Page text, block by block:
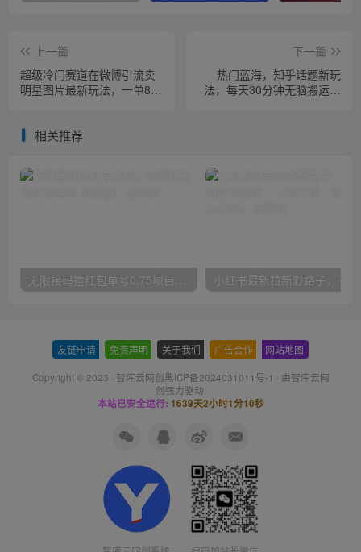
上一篇
超级冷门赛道在微博引流卖
明星图片最新玩法，一单88
下一篇
热门蓝海，知乎话题新玩
法，每天30分钟无脑搬运，
相关推荐
无限接码撸红包单号0.75项目无偿分享给你【揭秘】
友链申请 免责声明 关于我们 广告合作 网站地图
Copyright © 2023 · 智库云网创黑ICP备2024031011号-1 · 由智库云网
创强力驱动.
本站已安全运行: 1639天2小时1分11秒